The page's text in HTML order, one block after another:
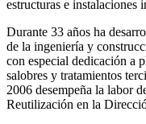
estructuras e instalaciones
Durante 33 años ha
de la ingeniería y
con especial dedicación a
salobres y tratamientos
2006 desempeña la labor
Reutilización en la